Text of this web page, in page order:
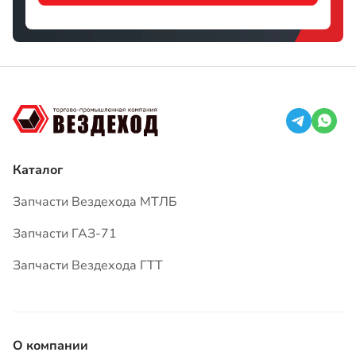
Каталог
Запчасти ГАЗ-71
Запчасти Вездехода ГТТ
Вопросы и ответы